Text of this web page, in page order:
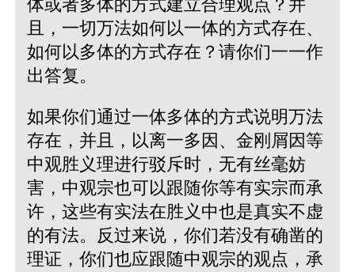
体或者多体的方式建立合理观点？并
且，一切万法如何以一体的方式存在、
如何以多体的方式存在？请你们一一作
出答复。
如果你们通过一体多体的方式说明万法
存在，并且，以离一多因、金刚屑因等
中观胜义理进行驳斥时，无有丝毫妨
害，中观宗也可以跟随你等有实宗而承
许，这些有实法在胜义中也是真实不虚
的有法。反过来说，你们若没有确凿的
理证，你们也应跟随中观宗的观点，承